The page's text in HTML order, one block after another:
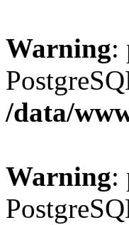
Warning:
/data/
Warning: